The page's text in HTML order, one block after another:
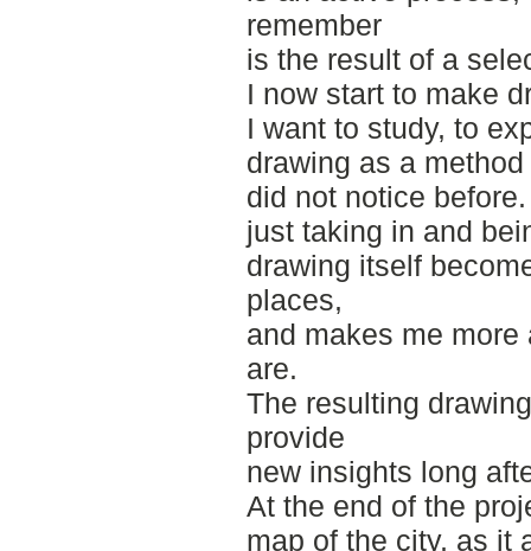
remember
is the result of a
I now start to make
I want to study, to
drawing as a
did not notice
just taking in and
drawing itself
places,
and makes me
are.
The resulting
provide
new insights long
At the end of the
map of the city, as it